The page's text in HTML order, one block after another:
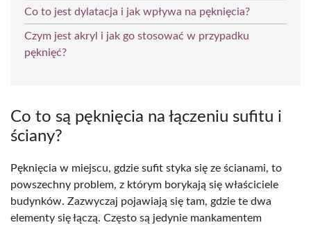
Co to jest dylatacja i jak wpływa na pęknięcia?
Czym jest akryl i jak go stosować w przypadku
pęknięć?
Co to są pęknięcia na łączeniu sufitu i
ściany?
Pęknięcia w miejscu, gdzie sufit styka się ze ścianami, to
powszechny problem, z którym borykają się właściciele
budynków. Zazwyczaj pojawiają się tam, gdzie te dwa
elementy się łączą. Często są jedynie mankamentem